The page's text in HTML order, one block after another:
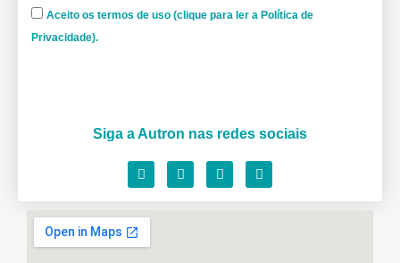
Aceito os termos de uso (clique para ler a Política de
Privacidade).
Siga a Autron nas redes sociais